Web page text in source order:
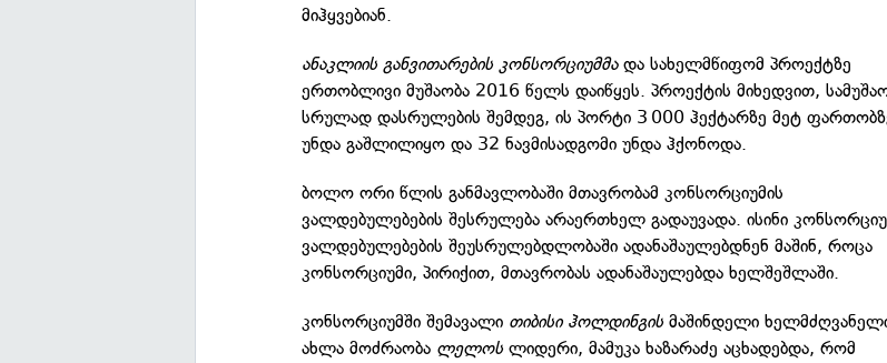
მიჰყვებიან.
ანაკლიის განვითარების კონსორციუმმადა სახელმწიფომ პროექტზე
ერთობლივი მუშაობა 2016 წელს დაიწყეს. პროექტის მიხედვით,
სრულად დასრულების შემდეგ, ის პორტი 3 000 ჰექტარზე მეტ
უნდა გაშლილიყო და 32 ნავმისადგომი უნდა ჰქონოდა.
ბოლო ორი წლის განმავლობაში მთავრობამ კონსორციუმის
ვალდებულებების შესრულება არაერთხელ გადაუვადა. ისინი
ვალდებულებების შეუსრულებდლობაში ადანაშაულებდნენ მაშინ, როცა
კონსორციუმი, პირიქით, მთავრობას ადანაშაულებდა ხელშეშლაში.
კონსორციუმში შემავალი თიბისი ჰოლდინგისმაშინდელი
ახლა მოძრაობა ლელოსლიდერი, მამუკა ხაზარაძე აცხადებდა, რომ